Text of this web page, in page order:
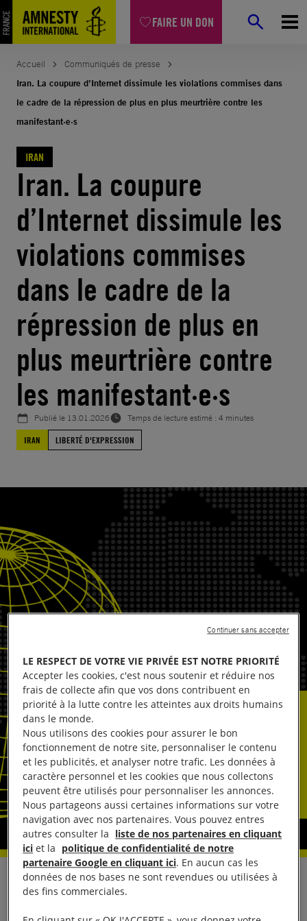
FAIRE UN DON
Aller
au
contenu
Accueil
Communiqués de presse
Iran. La coupure d’Internet dissimule les violations commises dans
le cadre de la répression de plus en plus meurtrière contre les
manifestant·e·s
IRAN
Iran. La coupure
d’Internet dissimule les
violations commises
dans le cadre de la
répression de plus en
plus meurtrière contre
les manifestant·e·s
Publié le 13.01.2026
Temps de lecture estimé : 4 minutes
IRAN
LIBERTÉ D'EXPRESSION
En réaction àla coupure d’Internet et des
LE RESPECT DE VOTRE VIE PRIVÉE EST NOTRE PRIORITÉ
Accepter les cookies, c'est nous soutenir et réduire nos
frais de collecte afin que vos dons contribuent en
priorité à la lutte contre les atteintes aux droits humains
dans le monde.
Nous utilisons des cookies pour assurer le bon
fonctionnement de notre site, personnaliser le contenu
et les publicités, et analyser notre trafic. Les données à
caractère personnel et les cookies que nous collectons
peuvent être utilisés pour personnaliser les annonces.
Nous partageons aussi certaines informations sur votre
navigation avec nos partenaires. Vous pouvez entres
autres consulter la liste de nos partenaires en cliquant
ici et la politique de confidentialité de notre
partenaire Google en cliquant ici. En aucun cas les
données de nos bases ne sont revendues ou utilisées à
des fins commerciales.
Continuer sans accepter